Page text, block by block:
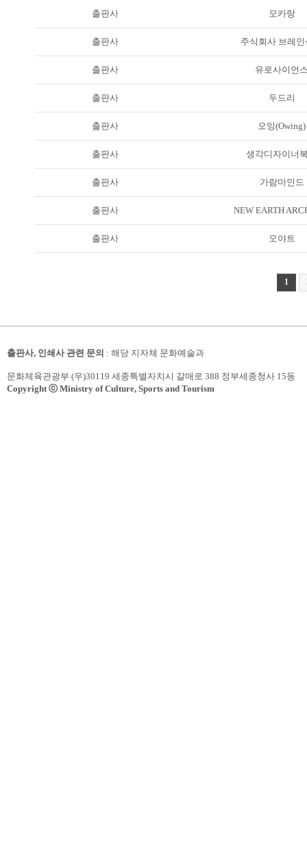
출판사 모카랑
출판사 주식회사 브레인
출판사 유로사이언
출판사 두드리
출판사 오잉(Owing)
출판사 생각디자이너
출판사 가람마인드
출판사 NEW EARTH
출판사 오야트
1
출판사, 인쇄사 관련 문의 : 해당 지자체 문화예술과
문화체육관광부 (우)30119 세종특별자치시 갈매로 388 정부세종청사 15동
Copyright ⓒ Ministry of Culture, Sports and Tourism